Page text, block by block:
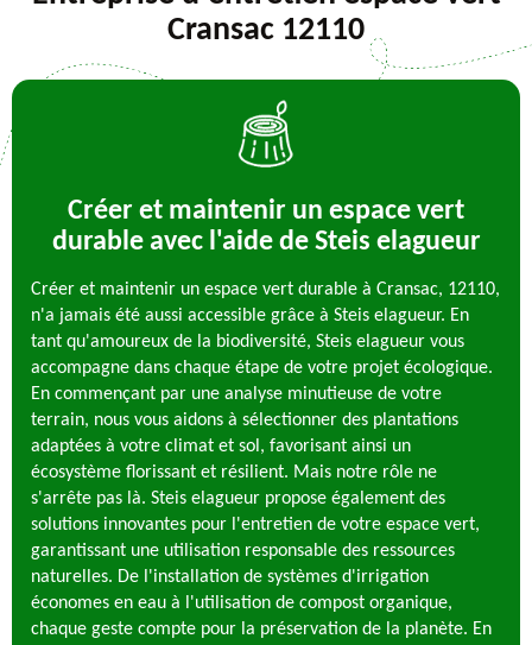
Cransac 12110
Créer et maintenir un espace vert
durable avec l'aide de Steis elagueur
Créer et maintenir un espace vert durable à Cransac, 12110,
n'a jamais été aussi accessible grâce à Steis elagueur. En
tant qu'amoureux de la biodiversité, Steis elagueur vous
accompagne dans chaque étape de votre projet écologique.
En commençant par une analyse minutieuse de votre
terrain, nous vous aidons à sélectionner des plantations
adaptées à votre climat et sol, favorisant ainsi un
écosystème florissant et résilient. Mais notre rôle ne
s'arrête pas là. Steis elagueur propose également des
solutions innovantes pour l'entretien de votre espace vert,
garantissant une utilisation responsable des ressources
naturelles. De l'installation de systèmes d'irrigation
économes en eau à l'utilisation de compost organique,
chaque geste compte pour la préservation de la planète. En